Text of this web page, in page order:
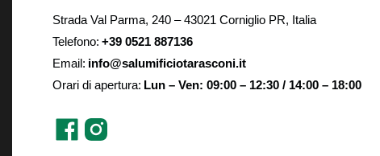
Strada Val Parma, 240 – 43021 Corniglio PR, Italia
Telefono: +39 0521 887136
Email: info@salumificiotarasconi.it
Orari di apertura: Lun – Ven: 09:00 – 12:30 / 14:00 – 18:00